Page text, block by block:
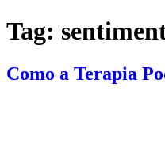
Tag:
Como a Terapia